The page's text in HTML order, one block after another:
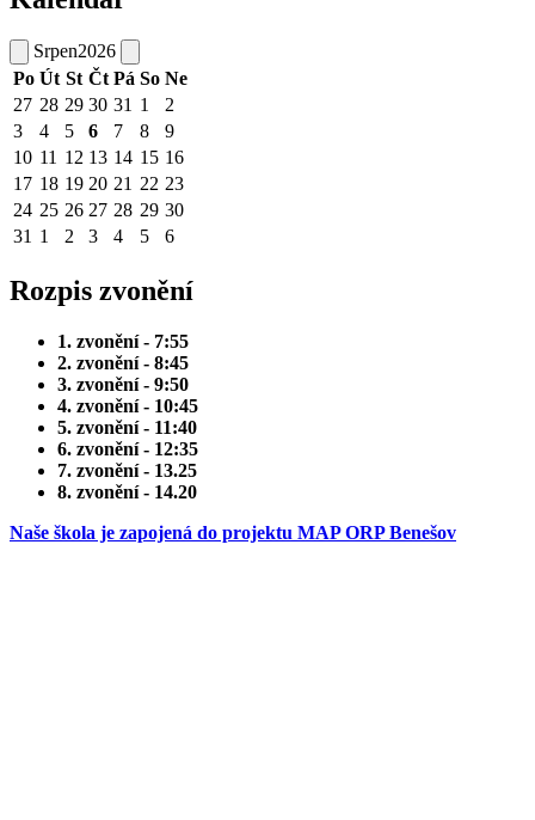
Srpen2026
Po Út St Čt Pá So Ne
27 28 29 30 31 1
2
3
4 5 6 7 8
9
10 11 12 13 14 15 16
17 18 19 20 21 22 23
24 25 26 27 28 29 30
31 1 2 3 4 5 6
Rozpis zvonění
1. zvonění - 7:55
2. zvonění - 8:45
3. zvonění - 9:50
4. zvonění - 10:45
5. zvonění - 11:40
6. zvonění - 12:35
7. zvonění - 13.25
8. zvonění - 14.20
Naše škola je zapojená do projektu MAP ORP Benešov